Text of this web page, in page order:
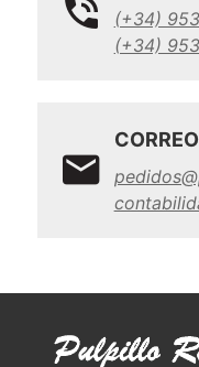
(+34)
(+34)